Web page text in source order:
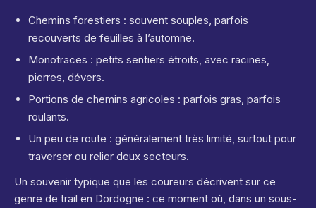
Chemins forestiers : souvent souples, parfois
recouverts de feuilles à l’automne.
Monotraces : petits sentiers étroits, avec racines,
pierres, dévers.
Portions de chemins agricoles : parfois gras, parfois
roulants.
Un peu de route : généralement très limité, surtout pour
traverser ou relier deux secteurs.
Un souvenir typique que les coureurs décrivent sur ce
genre de trail en Dordogne : ce moment où, dans un sous-